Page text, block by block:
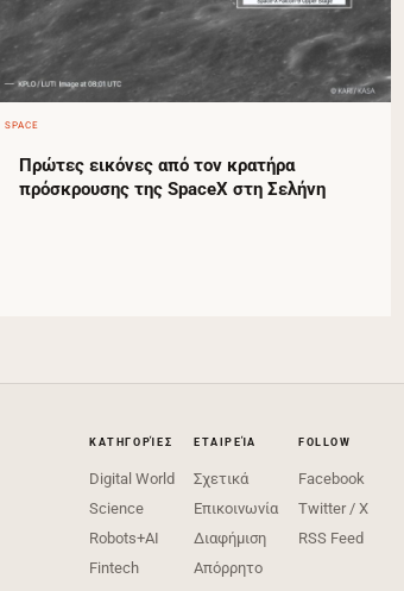
SPACE
Πρώτες εικόνες από τον κρατήρα
πρόσκρουσης της SpaceX στη Σελήνη
ΚΑΤΗΓΟΡΊΕΣ
Digital World
Science
Robots+AI
Fintech
ΕΤΑΙΡΕΊΑ
Σχετικά
Επικοινωνία
Διαφήμιση
Απόρρητο
FOLLOW
Facebook
Twitter / X
RSS Feed